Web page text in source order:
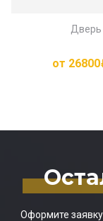
от 26800
Оформите